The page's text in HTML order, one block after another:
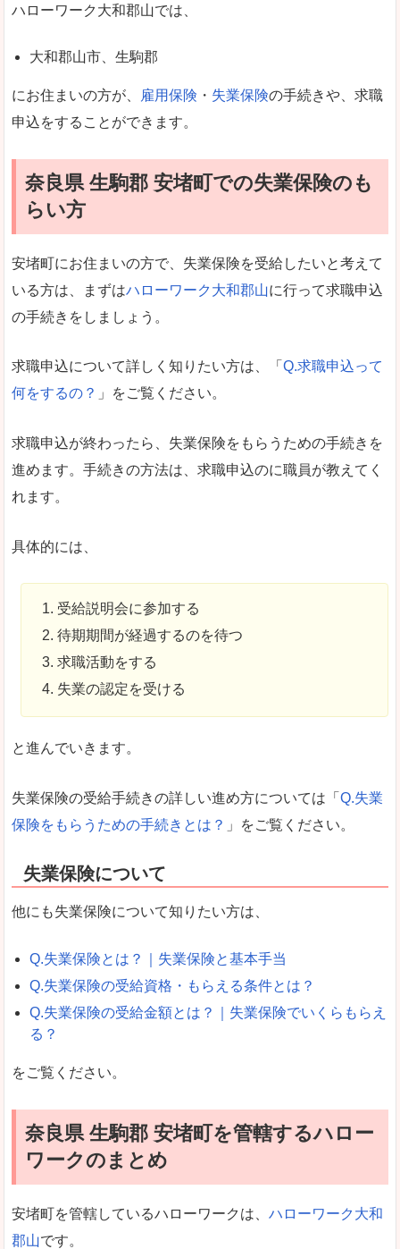
ハローワーク大和郡山では、
大和郡山市、生駒郡
にお住まいの方が、 雇用保険 ・ 失業保険の手続きや、求職
申込をすることができます。
奈良県 生駒郡 安堵町での失業保険のも
らい方
安堵町にお住まいの方で、失業保険を受給したいと考えて
いる方は、まずはハローワーク大和郡山に行って求職申込
の手続きをしましょう。
求職申込について詳しく知りたい方は、「 Q.求職申込って
何をするの？ 」をご覧ください。
求職申込が終わったら、失業保険をもらうための手続きを
進めます。手続きの方法は、求職申込のに職員が教えてく
れます。
具体的には、
受給説明会に参加する
待期期間が経過するのを待つ
求職活動をする
失業の認定を受ける
と進んでいきます。
失業保険の受給手続きの詳しい進め方については「 Q.失業
保険をもらうための手続きとは？ 」をご覧ください。
失業保険について
他にも失業保険について知りたい方は、
Q.失業保険とは？｜失業保険と基本手当
Q.失業保険の受給資格・もらえる条件とは？
Q.失業保険の受給金額とは？｜失業保険でいくらもらえ
る？
をご覧ください。
奈良県 生駒郡 安堵町を管轄するハロー
ワークのまとめ
安堵町を管轄しているハローワークは、 ハローワーク大和
郡山です。